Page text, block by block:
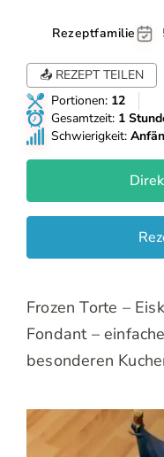
Rezeptfamilie
📤 REZEPT TEILEN
Portionen: 12
Gesamtzeit: 1
Schwierigkeit:
Frozen Torte –
Fondant –
besonderen